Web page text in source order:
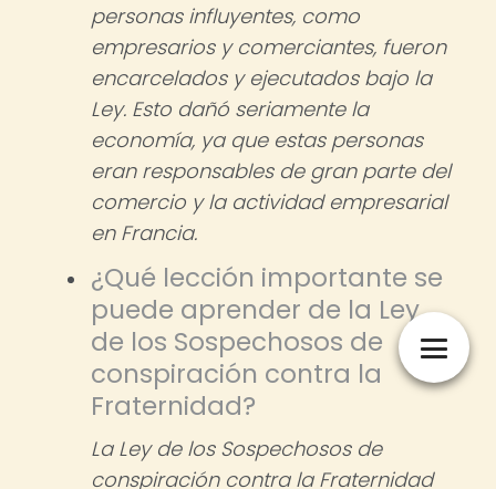
personas influyentes, como
empresarios y comerciantes, fueron
encarcelados y ejecutados bajo la
Ley. Esto dañó seriamente la
economía, ya que estas personas
eran responsables de gran parte del
comercio y la actividad empresarial
en Francia.
¿Qué lección importante se
puede aprender de la Ley
de los Sospechosos de
conspiración contra la
Fraternidad?
La Ley de los Sospechosos de
conspiración contra la Fraternidad